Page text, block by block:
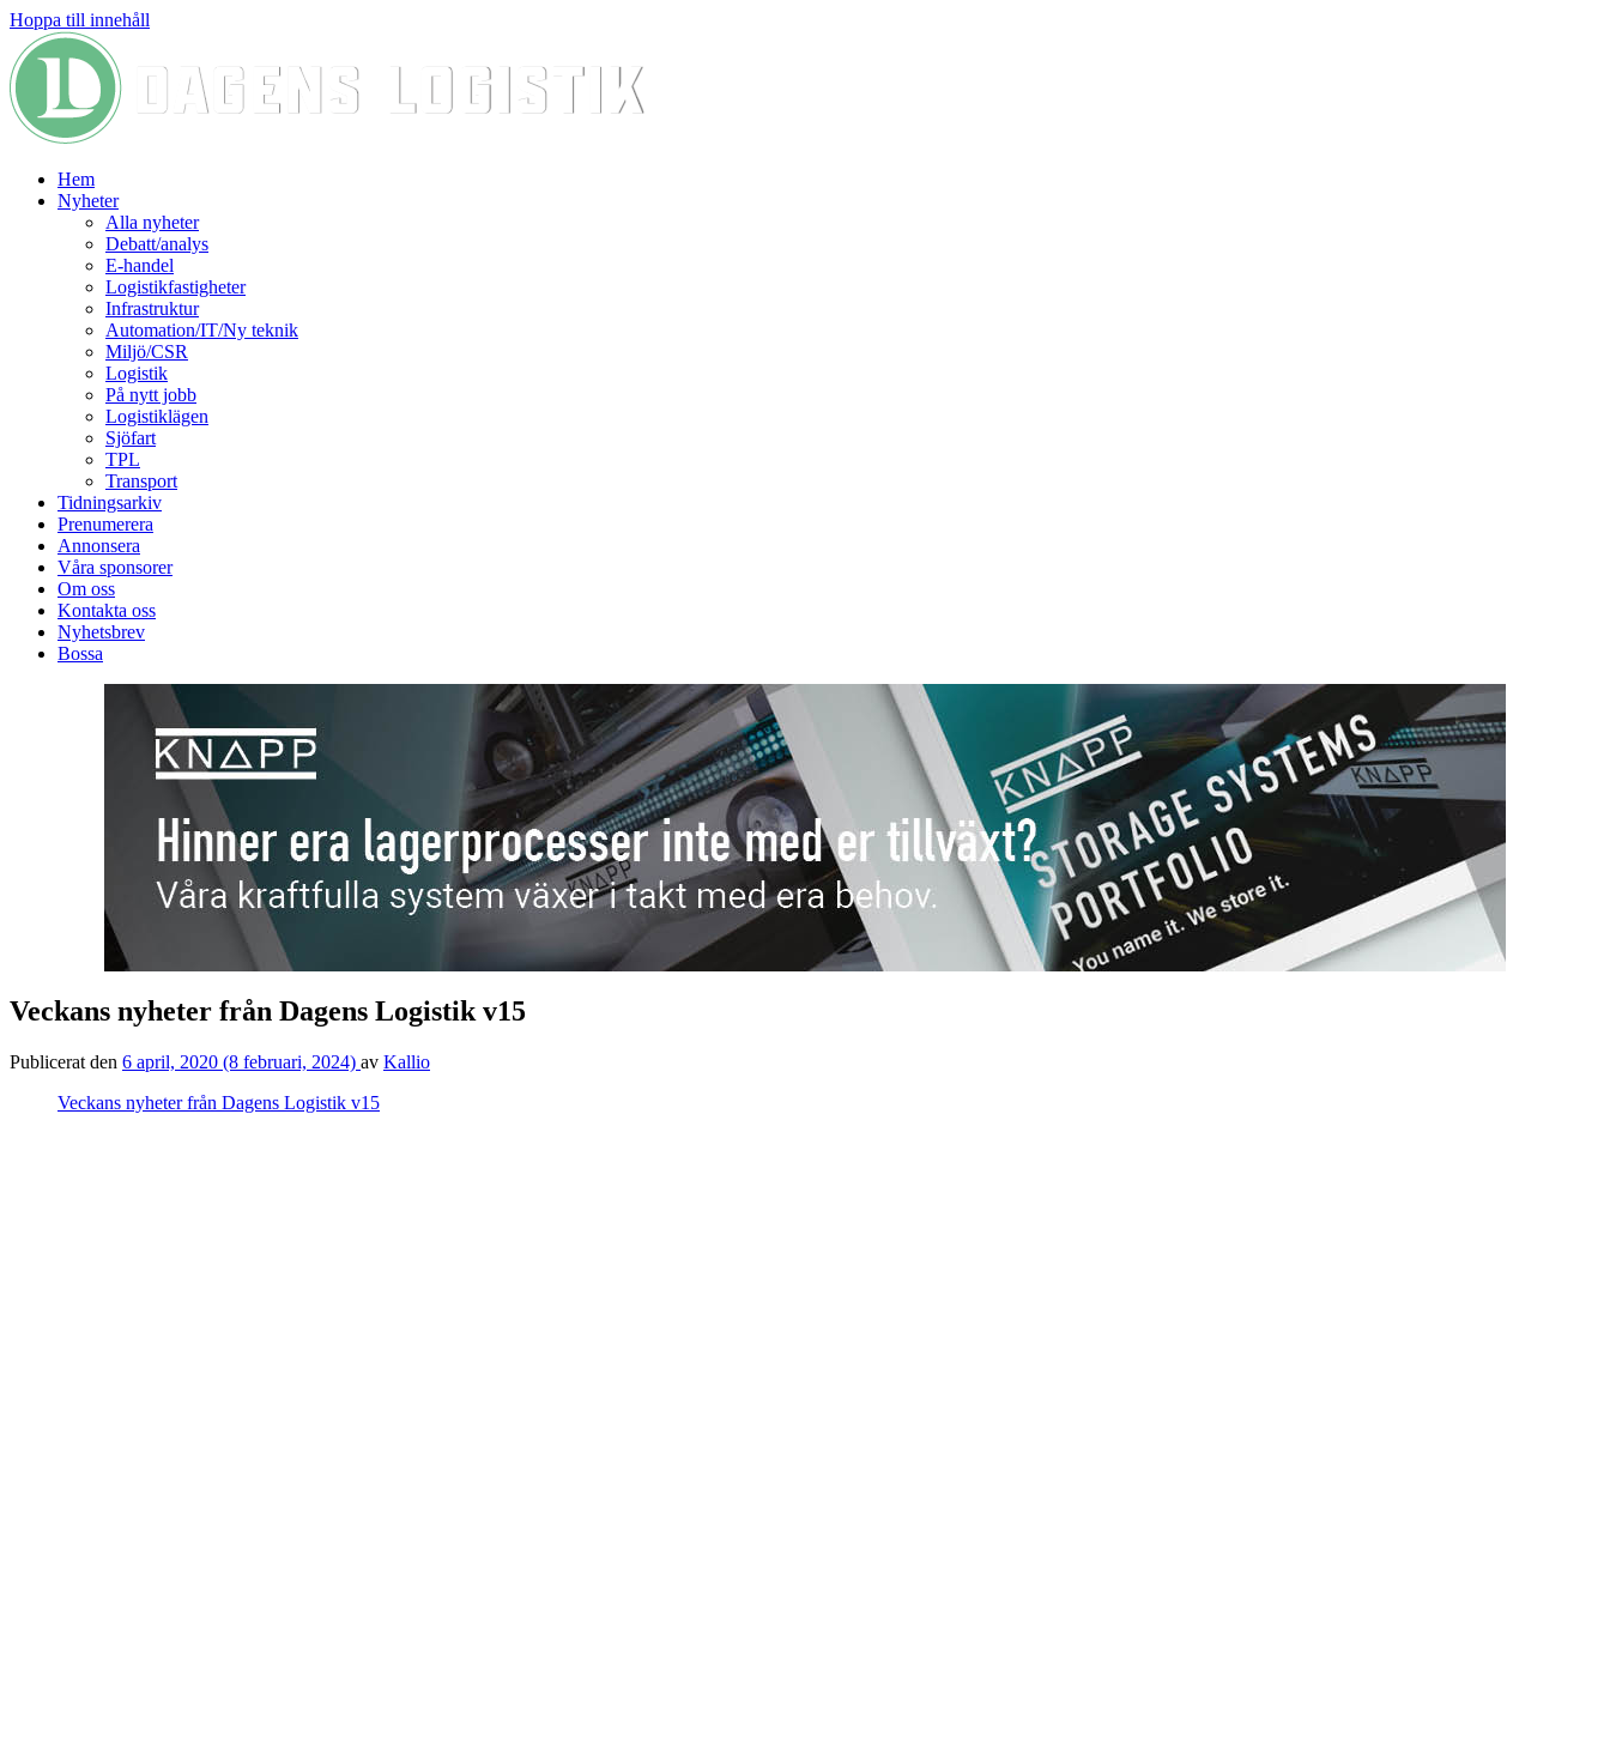
Hoppa till innehåll
Hem
Nyheter
Alla nyheter
Debatt/analys
E-handel
Logistikfastigheter
Infrastruktur
Automation/IT/Ny teknik
Miljö/CSR
Logistik
På nytt jobb
Logistiklägen
Sjöfart
TPL
Transport
Tidningsarkiv
Prenumerera
Annonsera
Våra sponsorer
Om oss
Kontakta oss
Nyhetsbrev
Bossa
Veckans nyheter från Dagens Logistik v15
Publicerat den 6 april, 2020 (8 februari, 2024) av Kallio
Veckans nyheter från Dagens Logistik v15